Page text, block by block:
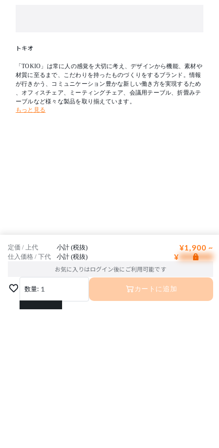
トキオ
「TOKIO」は常に人の感覚を大切に考え、デザインから機能、素材や
材質に至るまで、こだわりを持ったものづくりをするブランド。情報
が行きかう、コミュニケーション豊かな新しい働き方を実現するため
、オフィスチェア、ミーティングチェア、会議用テーブル、折畳みテ
ーブルなど様々な製品を取り揃えています。
もっと見る
定価 / 上代 小計 (税抜) ¥1,900 ~
仕入価格 / 下代 小計 (税抜) ¥
お気に入りはログイン後にご利用可能です
数量: 1
1
カートに追加